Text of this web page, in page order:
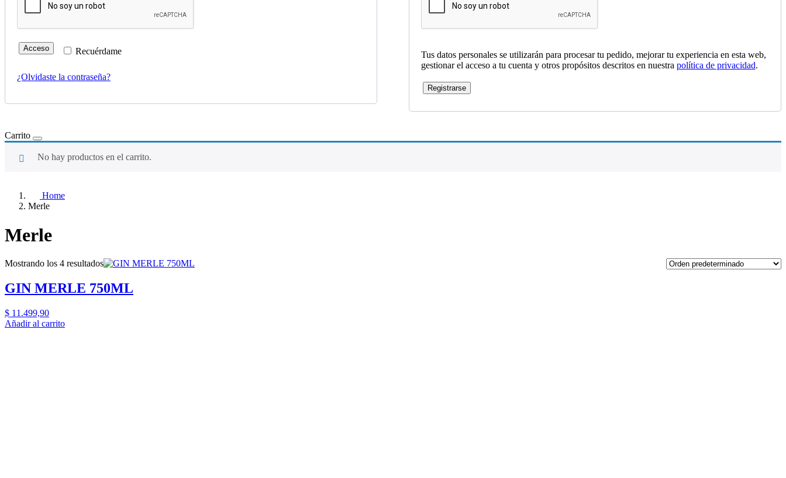
Recuérdame
Acceso
¿Olvidaste la contraseña?
Tus datos personales se utilizarán para procesar tu pedido, mejorar tu experiencia en esta web,
gestionar el acceso a tu cuenta y otros propósitos descritos en nuestra política de privacidad.
Registrarse
Carrito
No hay productos en el carrito.
Home
Merle
Merle
Mostrando los 4 resultados
GIN MERLE 750ML
$ 11.499,90
Añadir al carrito